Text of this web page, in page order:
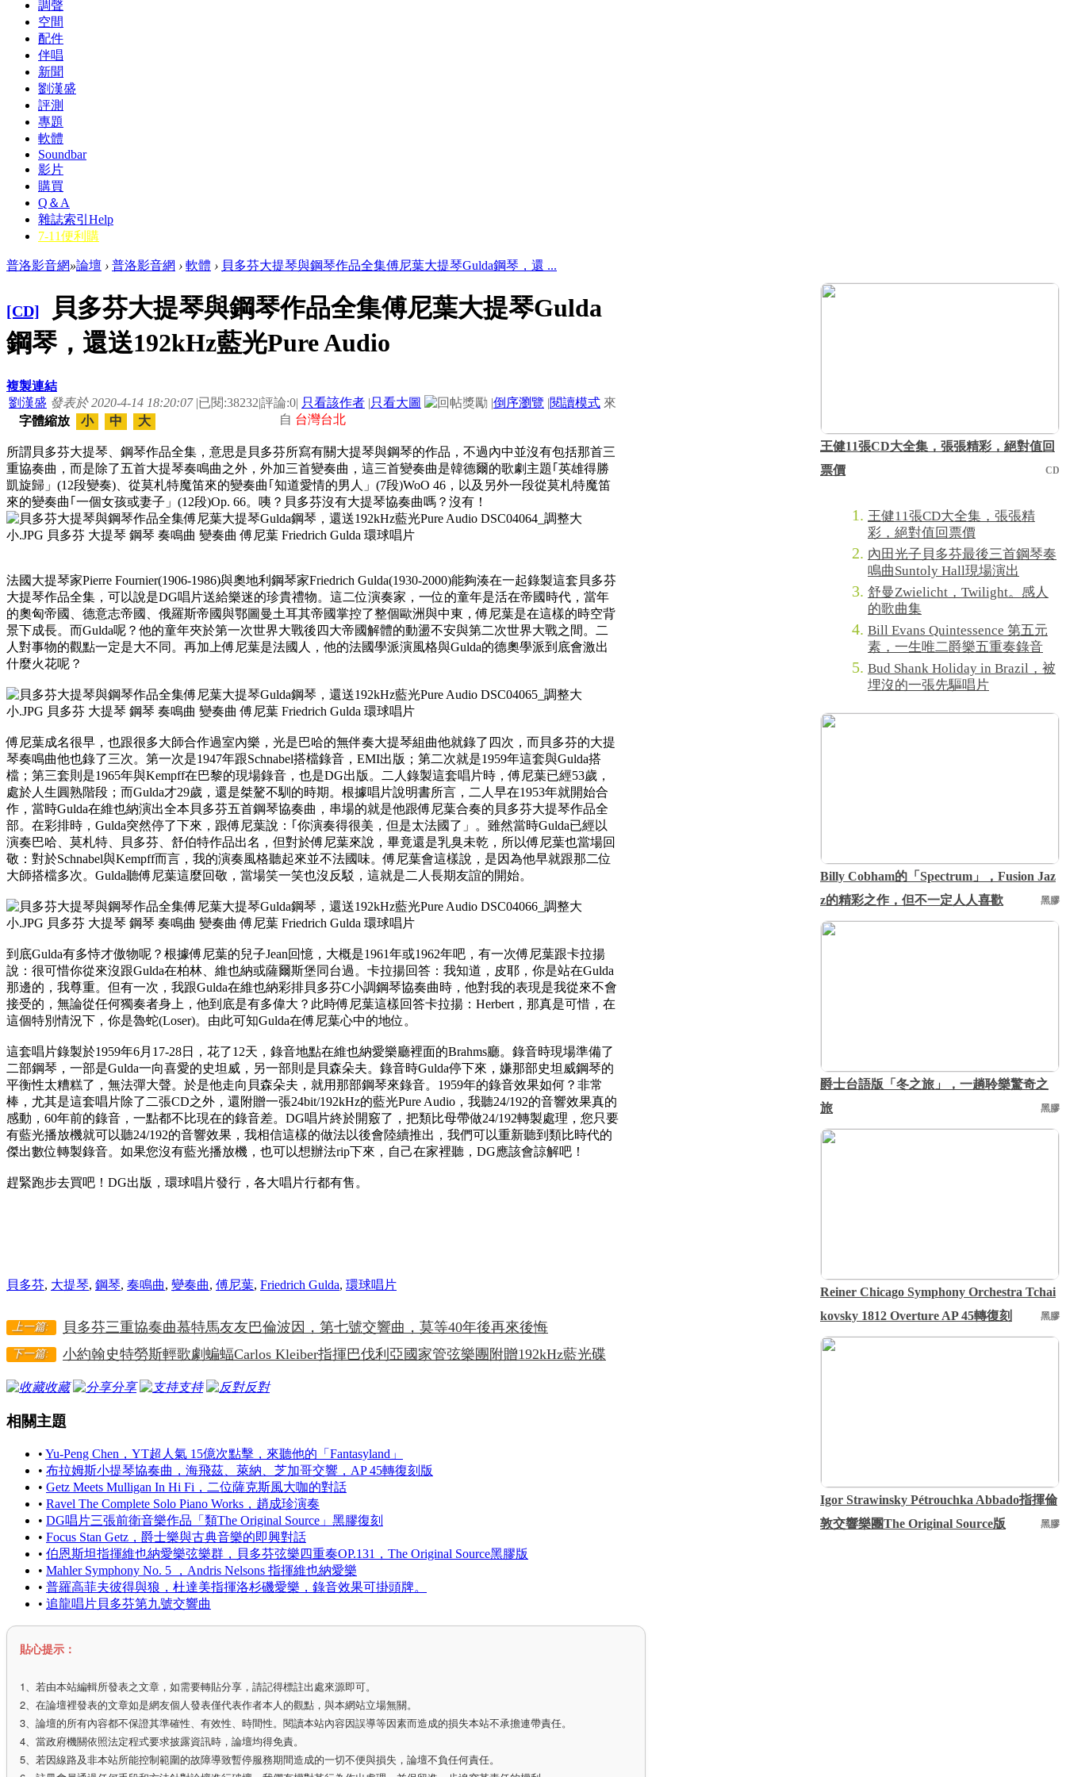
調聲
空間
配件
伴唱
新聞
劉漢盛
評測
專題
軟體
Soundbar
影片
購買
Q＆A
雜誌索引 Help
7-11便利購
普洛影音網»論壇 › 普洛影音網 › 軟體 › 貝多芬大提琴與鋼琴作品全集傅尼葉大提琴Gulda鋼琴，還 ...
[CD]
貝多芬大提琴與鋼琴作品全集傅尼葉大提琴Gulda
鋼琴，還送192kHz藍光Pure Audio
複製連結
劉漢盛 發表於 2020-4-14 18:20:07 |已閱:38232|評論:0| 只看該作者 |只看大圖 |倒序瀏覽 |閱讀模式 來
自 台灣台北
字體縮放 小 中 大
所謂貝多芬大提琴、鋼琴作品全集，意思是貝多芬所寫有關大提琴與鋼琴的作品，不過內中並沒有包括那首三
重協奏曲，而是除了五首大提琴奏鳴曲之外，外加三首變奏曲，這三首變奏曲是韓德爾的歌劇主題｢英雄得勝
凱旋歸」(12段變奏)、從莫札特魔笛來的變奏曲｢知道愛情的男人」(7段)WoO 46，以及另外一段從莫札特魔笛
來的變奏曲｢一個女孩或妻子」(12段)Op. 66。咦？貝多芬沒有大提琴協奏曲嗎？沒有！
法國大提琴家Pierre Fournier(1906-1986)與奧地利鋼琴家Friedrich Gulda(1930-2000)能夠湊在一起錄製這套貝多芬
大提琴作品全集，可以說是DG唱片送給樂迷的珍貴禮物。這二位演奏家，一位的童年是活在帝國時代，當年
的奧匈帝國、德意志帝國、俄羅斯帝國與鄂圖曼土耳其帝國掌控了整個歐洲與中東，傅尼葉是在這樣的時空背
景下成長。而Gulda呢？他的童年夾於第一次世界大戰後四大帝國解體的動盪不安與第二次世界大戰之間。二
人對事物的觀點一定是大不同。再加上傅尼葉是法國人，他的法國學派演風格與Gulda的德奧學派到底會激出
什麼火花呢？
傅尼葉成名很早，也跟很多大師合作過室內樂，光是巴哈的無伴奏大提琴組曲他就錄了四次，而貝多芬的大提
琴奏鳴曲他也錄了三次。第一次是1947年跟Schnabel搭檔錄音，EMI出版；第二次就是1959年這套與Gulda搭
檔；第三套則是1965年與Kempff在巴黎的現場錄音，也是DG出版。二人錄製這套唱片時，傅尼葉已經53歲，
處於人生圓熟階段；而Gulda才29歲，還是桀驁不馴的時期。根據唱片說明書所言，二人早在1953年就開始合
作，當時Gulda在維也納演出全本貝多芬五首鋼琴協奏曲，串場的就是他跟傅尼葉合奏的貝多芬大提琴作品全
部。在彩排時，Gulda突然停了下來，跟傅尼葉說：｢你演奏得很美，但是太法國了」。雖然當時Gulda已經以
演奏巴哈、莫札特、貝多芬、舒伯特作品出名，但對於傅尼葉來說，畢竟還是乳臭未乾，所以傅尼葉也當場回
敬：對於Schnabel與Kempff而言，我的演奏風格聽起來並不法國味。傅尼葉會這樣說，是因為他早就跟那二位
大師搭檔多次。Gulda聽傅尼葉這麼回敬，當場笑一笑也沒反駁，這就是二人長期友誼的開始。
到底Gulda有多恃才傲物呢？根據傅尼葉的兒子Jean回憶，大概是1961年或1962年吧，有一次傅尼葉跟卡拉揚
說：很可惜你從來沒跟Gulda在柏林、維也納或薩爾斯堡同台過。卡拉揚回答：我知道，皮耶，你是站在Gulda
那邊的，我尊重。但有一次，我跟Gulda在維也納彩排貝多芬C小調鋼琴協奏曲時，他對我的表現是我從來不會
接受的，無論從任何獨奏者身上，他到底是有多偉大？此時傅尼葉這樣回答卡拉揚：Herbert，那真是可惜，在
這個特別情況下，你是魯蛇(Loser)。由此可知Gulda在傅尼葉心中的地位。
這套唱片錄製於1959年6月17-28日，花了12天，錄音地點在維也納愛樂廳裡面的Brahms廳。錄音時現場準備了
二部鋼琴，一部是Gulda一向喜愛的史坦威，另一部則是貝森朵夫。錄音時Gulda停下來，嫌那部史坦威鋼琴的
平衡性太糟糕了，無法彈大聲。於是他走向貝森朵夫，就用那部鋼琴來錄音。1959年的錄音效果如何？非常
棒，尤其是這套唱片除了二張CD之外，還附贈一張24bit/192kHz的藍光Pure Audio，我聽24/192的音響效果真的
感動，60年前的錄音，一點都不比現在的錄音差。DG唱片終於開竅了，把類比母帶做24/192轉製處理，您只要
有藍光播放機就可以聽24/192的音響效果，我相信這樣的做法以後會陸續推出，我們可以重新聽到類比時代的
傑出數位轉製錄音。如果您沒有藍光播放機，也可以想辦法rip下來，自己在家裡聽，DG應該會諒解吧！
趕緊跑步去買吧！DG出版，環球唱片發行，各大唱片行都有售。
貝多芬, 大提琴, 鋼琴, 奏鳴曲, 變奏曲, 傅尼葉, Friedrich Gulda, 環球唱片
上一篇: 貝多芬三重協奏曲慕特馬友友巴倫波因，第七號交響曲，莫等40年後再來後悔
下一篇: 小約翰史特勞斯輕歌劇蝙蝠Carlos Kleiber指揮巴伐利亞國家管弦樂團附贈192kHz藍光碟
收藏 分享 支持 反對
相關主題
• Yu-Peng Chen，YT超人氣 15億次點擊，來聽他的「Fantasyland」
• 布拉姆斯小提琴協奏曲，海飛茲、萊納、芝加哥交響，AP 45轉復刻版
• Getz Meets Mulligan In Hi Fi，二位薩克斯風大咖的對話
• Ravel The Complete Solo Piano Works，趙成珍演奏
• DG唱片三張前衛音樂作品「類The Original Source」黑膠復刻
• Focus Stan Getz，爵士樂與古典音樂的即興對話
• 伯恩斯坦指揮維也納愛樂弦樂群，貝多芬弦樂四重奏OP.131，The Original Source黑膠版
• Mahler Symphony No. 5 ，Andris Nelsons 指揮維也納愛樂
• 普羅高菲夫彼得與狼，杜達美指揮洛杉磯愛樂，錄音效果可掛頭牌。
• 追龍唱片貝多芬第九號交響曲
貼心提示：
1、若由本站編輯所發表之文章，如需要轉貼分享，請記得標註出處來源即可。
2、在論壇裡發表的文章如是網友個人發表僅代表作者本人的觀點，與本網站立場無關。
3、論壇的所有內容都不保證其準確性、有效性、時間性。閱讀本站內容因誤導等因素而造成的損失本站不承擔連帶責任。
4、當政府機關依照法定程式要求披露資訊時，論壇均得免責。
5、若因線路及非本站所能控制範圍的故障導致暫停服務期間造成的一切不便與損失，論壇不負任何責任。
王健11張CD大全集，張張精彩，絕對值回
票價
CD
王健11張CD大全集，張張精
彩，絕對值回票價
內田光子貝多芬最後三首鋼琴奏
鳴曲Suntoly Hall現場演出
舒曼Zwielicht，Twilight。感人
的歌曲集
Bill Evans Quintessence 第五元
素，一生唯二爵樂五重奏錄音
Bud Shank Holiday in Brazil，被
埋沒的一張先驅唱片
Billy Cobham的「Spectrum」，Fusion Jaz
z的精彩之作，但不一定人人喜歡
黑膠
爵士台語版「冬之旅」，一趟聆樂驚奇之
旅
黑膠
Reiner Chicago Symphony Orchestra Tchai
kovsky 1812 Overture AP 45轉復刻
黑膠
Igor Strawinsky Pétrouchka Abbado指揮倫
敦交響樂團The Original Source版
黑膠